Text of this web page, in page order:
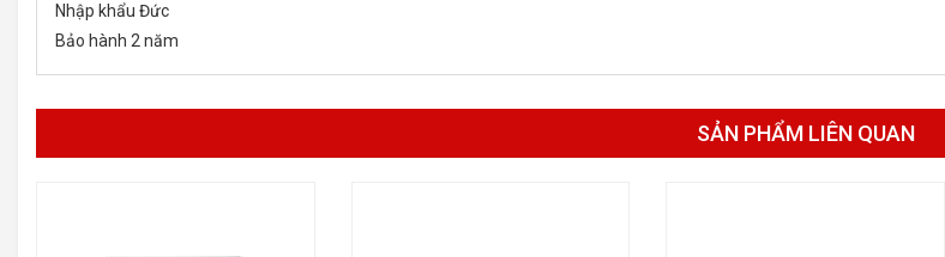
Nhập khẩu Đức
Bảo hành 2 năm
SẢN PHẨM LIÊN QUAN